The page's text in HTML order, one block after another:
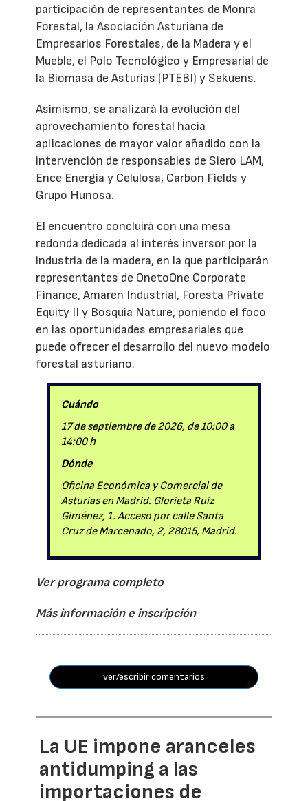
participación de representantes de Monra
Forestal, la Asociación Asturiana de
Empresarios Forestales, de la Madera y el
Mueble, el Polo Tecnológico y Empresarial de
la Biomasa de Asturias (PTEBI) y Sekuens.
Asimismo, se analizará la evolución del
aprovechamiento forestal hacia
aplicaciones de mayor valor añadido con la
intervención de responsables de Siero LAM,
Ence Energía y Celulosa, Carbon Fields y
Grupo Hunosa.
El encuentro concluirá con una mesa
redonda dedicada al interés inversor por la
industria de la madera, en la que participarán
representantes de OnetoOne Corporate
Finance, Amaren Industrial, Foresta Private
Equity II y Bosquia Nature, poniendo el foco
en las oportunidades empresariales que
puede ofrecer el desarrollo del nuevo modelo
forestal asturiano.
Cuándo
17 de septiembre de 2026, de 10:00 a
14:00 h
Dónde
Oficina Económica y Comercial de
Asturias en Madrid. Glorieta Ruiz
Giménez, 1. Acceso por calle Santa
Cruz de Marcenado, 2, 28015, Madrid.
Ver programa completo
Más información e inscripción
ver/escribir comentarios
La UE impone aranceles
antidumping a las
importaciones de